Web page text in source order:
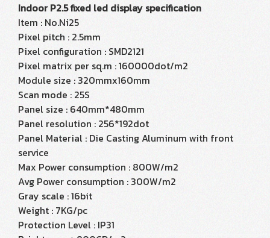
Indoor P2.5 fixed led display specification
Item : No.Ni25
Pixel pitch : 2.5mm
Pixel configuration : SMD2121
Pixel matrix per sq.m : 160000dot/m2
Module size : 320mmx160mm
Scan mode : 25S
Panel size : 640mm*480mm
Panel resolution : 256*192dot
Panel Material : Die Casting Aluminum with front
service
Max Power consumption : 800W/m2
Avg Power consumption : 300W/m2
Gray scale : 16bit
Weight : 7KG/pc
Protection Level : IP31